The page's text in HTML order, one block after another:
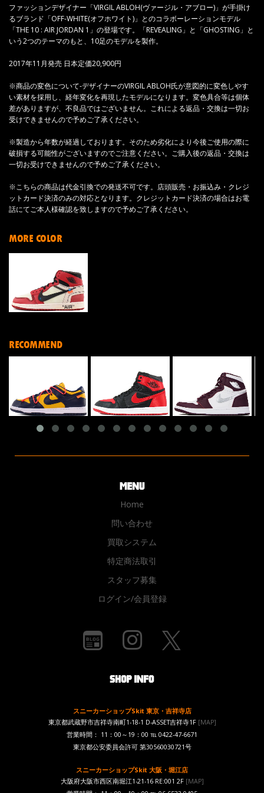
ファッションデザイナー「VIRGIL ABLOH(ヴァージル・アブロー)」が手掛け
るブランド「OFF-WHITE(オフホワイト)」とのコラボーレーションモデル
「THE 10 : AIR JORDAN 1」の登場です。「REVEALING」と「GHOSTING」と
いう2つのテーマのもと、10足のモデルを製作。
2017年11月発売 日本定価20,900円
※商品の変色について-デザイナーのVIRGIL ABLOH氏が意図的に変色しやす
い素材を採用し、経年変化を再現したモデルになります。変色具合等は個体
差がありますが、不良品ではございません。これによる返品・交換は一切お
受けできませんので予めご了承ください。
※製造から年数が経過しております。そのため劣化により今後ご使用の際に
破損する可能性がございますのでご注意ください。ご購入後の返品・交換は
一切お受けできませんので予めご了承ください。
※こちらの商品は代金引換での発送不可です。店頭販売・お振込み・クレジ
ットカード決済のみの対応となります。クレジットカード決済の場合はお電
話にてご本人様確認を致しますので予めご了承ください。
MORE COLOR
RECOMMEND
Home
問い合わせ
買取システム
特定商法取引
スタッフ募集
ログイン/会員登録
スニーカーショップSkit 東京・吉祥寺店
東京都武蔵野市吉祥寺南町1-18-1 D-ASSET吉祥寺1F [MAP]
営業時間： 11：00～19：00 ℡ 0422-47-6671
東京都公安委員会許可 第30560030721号
スニーカーショップSkit 大阪・堀江店
大阪府大阪市西区南堀江1-21-16 RE:001 2F[MAP]